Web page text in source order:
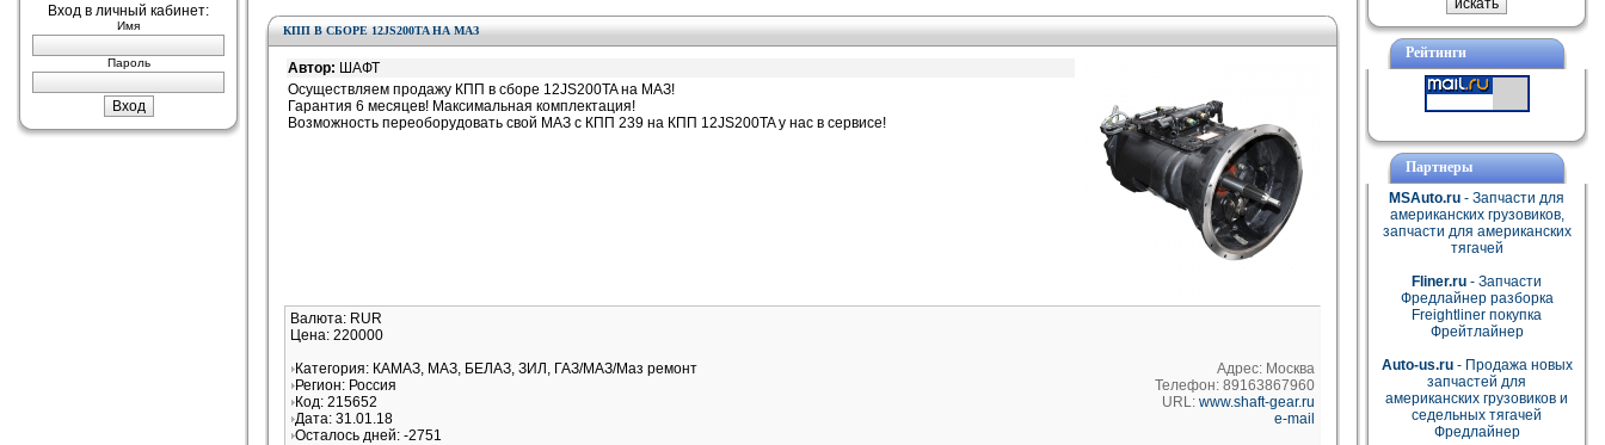
Вход в личный кабинет:
Имя
Пароль
КПП В СБОРЕ 12JS200TA НА МАЗ
Автор: ШАФТ
Осуществляем продажу КПП в сборе 12JS200TA на МАЗ!
Гарантия 6 месяцев! Максимальная комплектация!
Возможность переоборудовать свой МАЗ с КПП 239 на КПП 12JS200TA у нас в сервисе!
Валюта: RUR
Цена: 220000
Категория: КАМАЗ, МАЗ, БЕЛАЗ, ЗИЛ, ГАЗ/МАЗ/Маз ремонт
Регион: Россия
Код: 215652
Дата: 31.01.18
Осталось дней: -2751
Адрес: Москва
Телефон: 89163867960
URL: www.shaft-gear.ru
e-mail
Рейтинги
Партнеры
MSAuto.ru - Запчасти для
американских грузовиков,
запчасти для американских
тягачей
Fliner.ru - Запчасти
Фредлайнер разборка
Freightliner покупка
Фрейтлайнер
Auto-us.ru- Продажа новых
запчастей для
американских грузовиков и
седельных тягачей
Фредлайнер